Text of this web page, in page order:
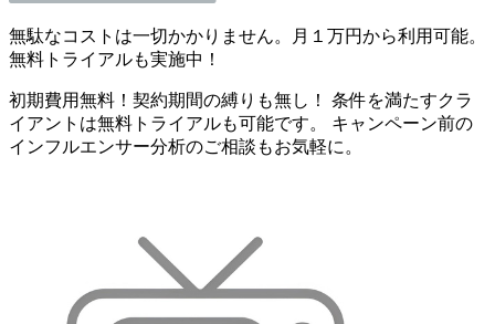
無駄なコストは一切かかりません。月１万円から利用可能。
無料トライアルも実施中！
初期費用無料！契約期間の縛りも無し！ 条件を満たすクラ
イアントは無料トライアルも可能です。 キャンペーン前の
インフルエンサー分析のご相談もお気軽に。